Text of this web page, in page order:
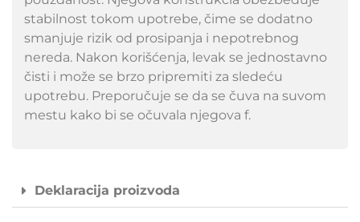
stabilnost tokom upotrebe, čime se dodatno
smanjuje rizik od prosipanja i nepotrebnog
nereda. Nakon korišćenja, levak se jednostavno
čisti i može se brzo pripremiti za sledeću
upotrebu. Preporučuje se da se čuva na suvom
mestu kako bi se očuvala njegova f.
Deklaracija proizvoda